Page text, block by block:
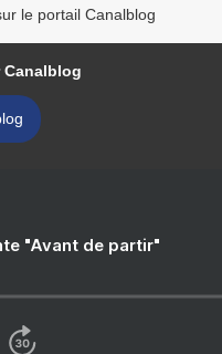
le portail Canalblog
"Avant de partir"